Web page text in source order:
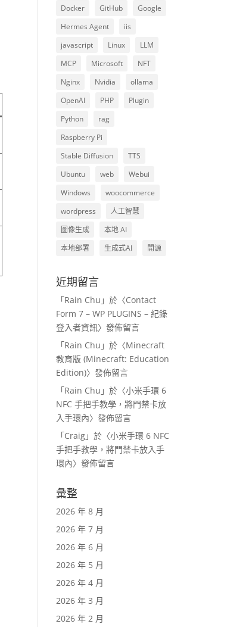
Docker
GitHub
Google
Hermes Agent
iis
javascript
Linux
LLM
MCP
Microsoft
NFT
Nginx
Nvidia
ollama
OpenAI
PHP
Plugin
Python
rag
Raspberry Pi
Stable Diffusion
TTS
Ubuntu
web
Webui
Windows
woocommerce
wordpress
人工智慧
圖像生成
本地 AI
本地部署
生成式AI 開源
近期留言
「Rain Chu 」於〈Contact
Form 7 – WP PLUGINS – 紀錄
登入者資訊〉發佈留言
「Rain Chu 」於〈Minecraft
教育版 (Minecraft: Education
Edition)〉發佈留言
「Rain Chu 」於〈小米手環 6
NFC 手把手教學，將門禁卡放
入手環內〉發佈留言
「Craig 」於〈小米手環 6 NFC
手把手教學，將門禁卡放入手
環內〉發佈留言
彙整
2026 年 8 月
2026 年 7 月
2026 年 6 月
2026 年 5 月
2026 年 4 月
2026 年 3 月
2026 年 2 月